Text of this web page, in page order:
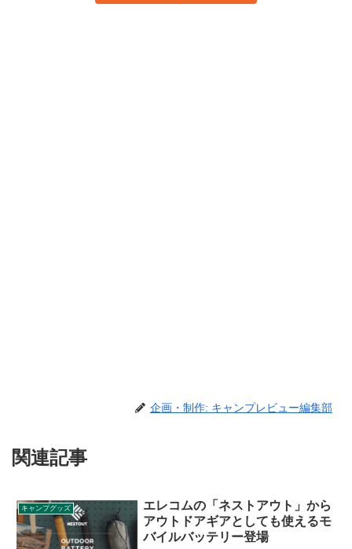
企画・制作: キャンプレビュー編集部
関連記事
キャンプグッズ
エレコムの「ネストアウト」から
アウトドアギアとしても使えるモ
バイルバッテリー登場